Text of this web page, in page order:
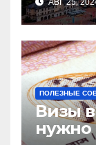
АВГ 25,
ПОЛЕЗНЫЕ
Визы
нужно